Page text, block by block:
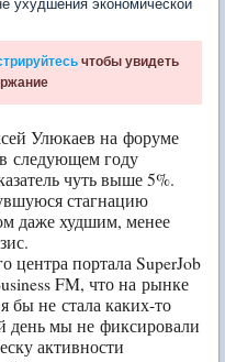
ухудшения экономической
чтобы увидеть
Улюкаев на форуме
следующем году
чуть выше 5%.
стагнацию
даже худшим, менее
центра портала SuperJob
FM, что на рынке
бы не стала каких-то
день мы не фиксировали
активности